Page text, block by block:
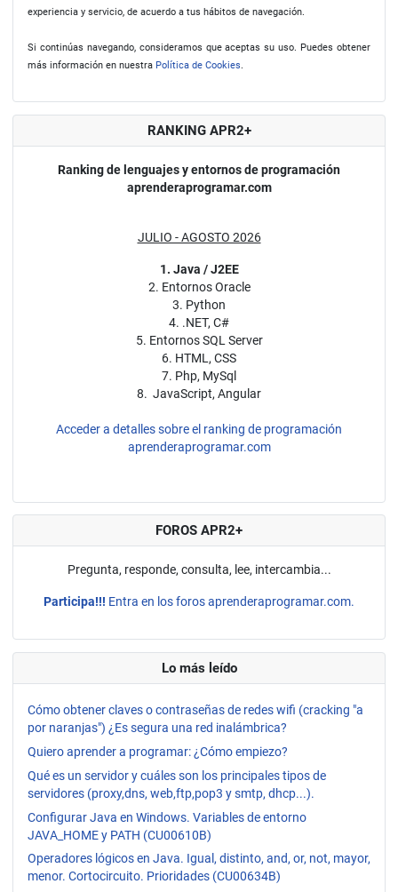
experiencia y servicio, de acuerdo a tus hábitos de navegación.
Si continúas navegando, consideramos que aceptas su uso. Puedes obtener
más información en nuestra Política de Cookies.
RANKING APR2+
Ranking de lenguajes y entornos de programación
aprenderaprogramar.com
JULIO - AGOSTO 2026
1. Java / J2EE
2. Entornos Oracle
3. Python
4. .NET, C#
5. Entornos SQL Server
6. HTML, CSS
7. Php, MySql
8. JavaScript, Angular
Acceder a detalles sobre el ranking de programación
aprenderaprogramar.com
FOROS APR2+
Pregunta, responde, consulta, lee, intercambia...
Participa!!! Entra en los foros aprenderaprogramar.com.
Lo más leído
Cómo obtener claves o contraseñas de redes wifi (cracking "a
por naranjas") ¿Es segura una red inalámbrica?
Quiero aprender a programar: ¿Cómo empiezo?
Qué es un servidor y cuáles son los principales tipos de
servidores (proxy,dns, web,ftp,pop3 y smtp, dhcp...).
Configurar Java en Windows. Variables de entorno
JAVA_HOME y PATH (CU00610B)
Operadores lógicos en Java. Igual, distinto, and, or, not, mayor,
menor. Cortocircuito. Prioridades (CU00634B)